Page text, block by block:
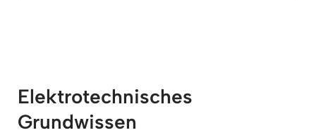
Elektrotechnisches
Grundwissen